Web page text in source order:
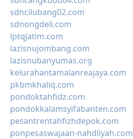
sdncilubang02.com
sdnongdeli.com
lptqjatim.com
lazisnujombang.com
lazisnubanyumas.org
kelurahantamalanreajaya.com
pkbmkhaliq.com
pondoktahfidz.com
pondokkalamsyifabanten.com
pesantrentahfizhdepok.com
ponpesaswajaan-nahdliyah.com